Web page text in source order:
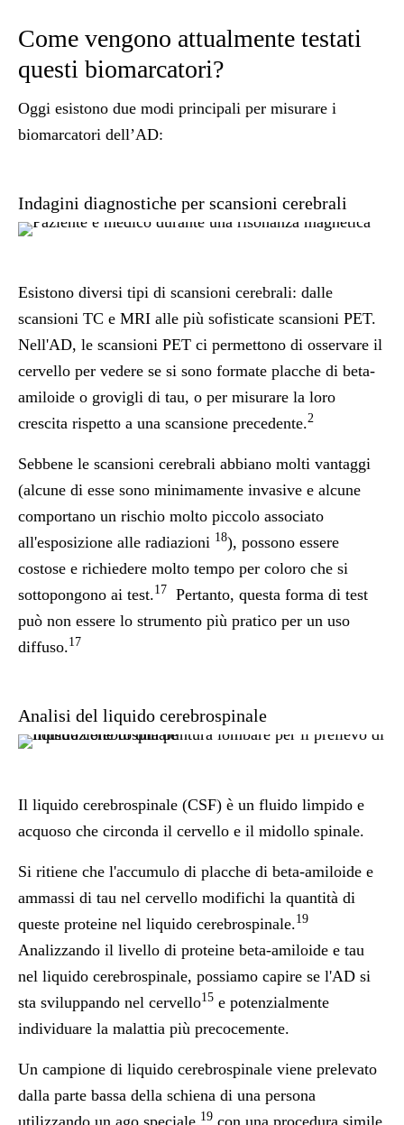
Come vengono attualmente testati
questi biomarcatori?
Oggi esistono due modi principali per misurare i
biomarcatori dell’AD:
Indagini diagnostiche per scansioni cerebrali
Esistono diversi tipi di scansioni cerebrali: dalle
scansioni TC e MRI alle più sofisticate scansioni PET.
Nell'AD, le scansioni PET ci permettono di osservare il
cervello per vedere se si sono formate placche di beta-
amiloide o grovigli di tau, o per misurare la loro
crescita rispetto a una scansione precedente.2
Sebbene le scansioni cerebrali abbiano molti vantaggi
(alcune di esse sono minimamente invasive e alcune
comportano un rischio molto piccolo associato
all'esposizione alle radiazioni 18), possono essere
costose e richiedere molto tempo per coloro che si
sottopongono ai test.17
Pertanto, questa forma di test
può non essere lo strumento più pratico per un uso
diffuso.17
Analisi del liquido cerebrospinale
Il liquido cerebrospinale (CSF) è un fluido limpido e
acquoso che circonda il cervello e il midollo spinale.
Si ritiene che l'accumulo di placche di beta-amiloide e
ammassi di tau nel cervello modifichi la quantità di
queste proteine nel liquido cerebrospinale.19
Analizzando il livello di proteine beta-amiloide e tau
nel liquido cerebrospinale, possiamo capire se l'AD si
sta sviluppando nel cervello15 e potenzialmente
individuare la malattia più precocemente.
Un campione di liquido cerebrospinale viene prelevato
dalla parte bassa della schiena di una persona
utilizzando un ago speciale,19 con una procedura simile